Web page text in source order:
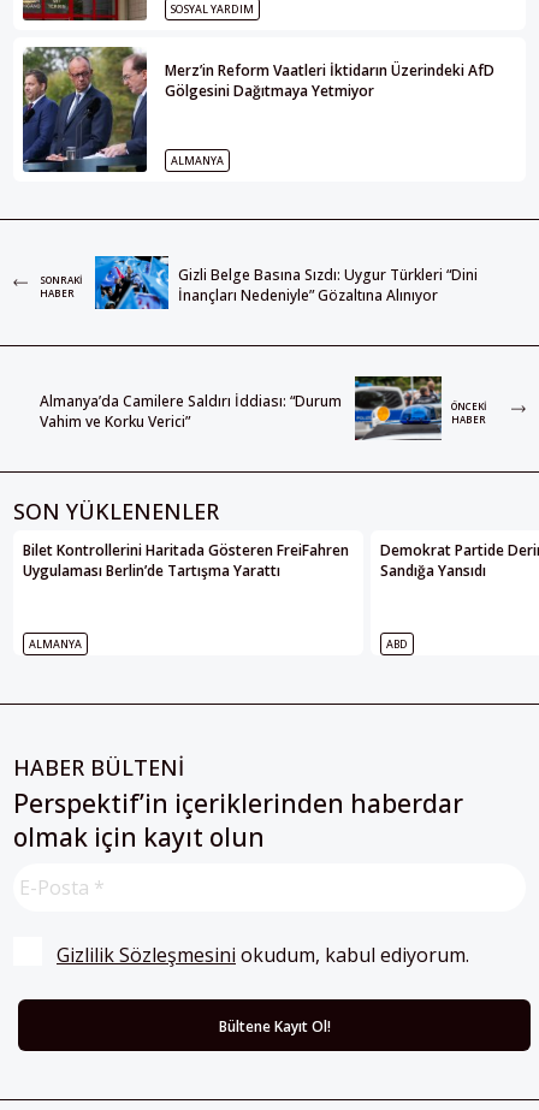
SOSYAL YARDIM
Merz’in Reform Vaatleri İktidarın Üzerindeki AfD
Gölgesini Dağıtmaya Yetmiyor
ALMANYA
SONRAKI
HABER
Gizli Belge Basına Sızdı: Uygur Türkleri “Dini
İnançları Nedeniyle” Gözaltına Alınıyor
Almanya’da Camilere Saldırı İddiası: “Durum
Vahim ve Korku Verici”
ÖNCEKI
HABER
SON YÜKLENENLER
Bilet Kontrollerini Haritada Gösteren FreiFahren
Uygulaması Berlin’de Tartışma Yarattı
ALMANYA
Demokrat Partide
Sandığa Yansıdı
ABD
HABER BÜLTENİ
Perspektif’in içeriklerinden haberdar
olmak için kayıt olun
Gizlilik Sözleşmesini okudum, kabul ediyorum.